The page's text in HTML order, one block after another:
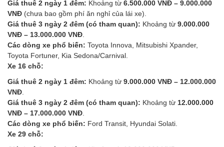
Giá thuê 2 ngày 1 đêm: Khoảng từ 6.500.000 VNĐ – 9.000.000
VNĐ (chưa bao gồm phí ăn nghỉ của lái xe).
Giá thuê 3 ngày 2 đêm (có tham quan): Khoảng từ 9.000.000
VNĐ – 13.000.000 VNĐ
Các dòng xe phổ biến: Toyota Innova, Mitsubishi Xpander,
Toyota Fortuner, Kia Sedona/Carnival.
Xe 16 chỗ:
Giá thuê 2 ngày 1 đêm: Khoảng từ 9.000.000 VNĐ – 12.000.000
VNĐ
Giá thuê 3 ngày 2 đêm (có tham quan): Khoảng từ 12.000.000
VNĐ – 17.000.000 VNĐ
Các dòng xe phổ biến: Ford Transit, Hyundai Solati.
Xe 29 chỗ: